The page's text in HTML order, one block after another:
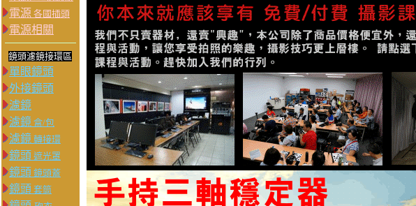
電源 各國插頭
電源相關
鏡頭濾鏡接環區
單眼鏡頭
外接鏡頭
濾鏡
濾鏡 盒/包
濾鏡 轉接環
鏡頭 遮光罩
鏡頭 鏡頭蓋
鏡頭 套筒